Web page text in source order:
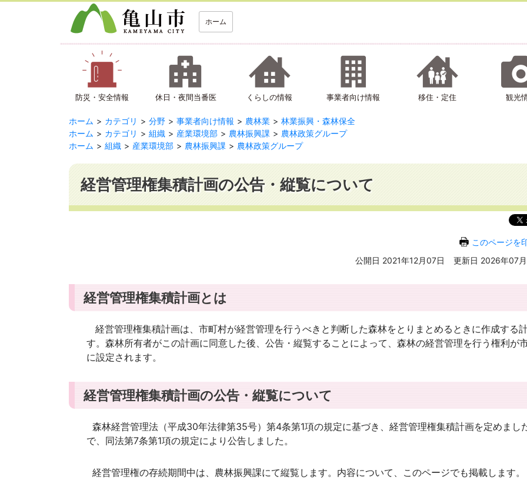
ホーム
防災・安全情報 休日・夜間当番医 くらしの情報 事業者向け情報 移住・定住 観光
ホーム カテゴリ 分野 事業者向け情報 農林業
林業振興・森林保全
ホーム
カテゴリ 組織 産業環境部 農林振興課
農林政策グループ
ホーム
組織 産業環境部 農林振興課 農林政策グループ
経営管理権集積計画の公告・縦覧について
このページを
公開日 2021年12月07日
更新日 2026年07
経営管理権集積計画とは
経営管理権集積計画は、市町村が経営管理を行うべきと判断した森林をとりまとめるときに作成する
す。森林所有者がこの計画に同意した後、公告・縦覧することによって、森林の経営管理を行う権利が
に設定されます。
経営管理権集積計画の公告・縦覧について
森林経営管理法（平成30年法律第35号）第4条第1項の規定に基づき、経営管理権集積計画を定めまし
で、同法第7条第1項の規定により公告しました。
経営管理権の存続期間中は、農林振興課にて縦覧します。内容について、このページでも掲載します。